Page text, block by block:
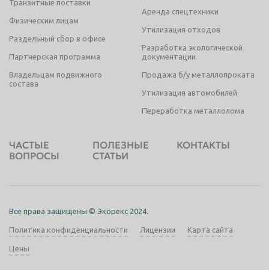
Транзитные поставки
Физическим лицам
Раздельный сбор в офисе
Партнерская программа
Владельцам подвижного
состава
Аренда спецтехники
Утилизация отходов
Разработка экологической
документации
Продажа б/у металлопроката
Утилизация автомобилей
Переработка металлолома
ЧАСТЫЕ
ВОПРОСЫ
ПОЛЕЗНЫЕ
СТАТЬИ
КОНТАКТЫ
Все права защищены © Экорекс 2024.
Политика конфиденциальности Лицензии Карта сайта
Цены